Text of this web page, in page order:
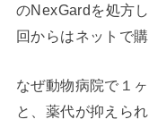
のNexGardを処方
回からはネットで
なぜ動物病院で１
と、薬代が抑えら